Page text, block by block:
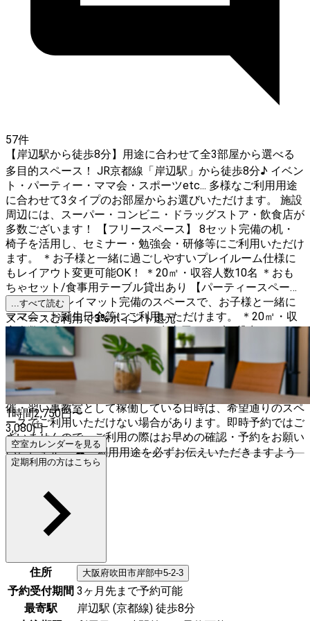
57件
【岸辺駅から徒歩8分】用途に合わせて全3部屋から選べる
多目的スペース！ JR京都線「岸辺駅」から徒歩8分♪ イベン
ト・パーティー・ママ会・スポーツetc... 多様なご利用用途
に合わせて3タイプのお部屋からお選びいただけます。 施設
周辺には、スーパー・コンビニ・ドラッグストア・飲食店が
多数ございます！ 【フリースペース】 8セット完備の机・
椅子を活用し、セミナー・勉強会・研修等にご利用いただけ
ます。 ＊お子様と一緒に過ごしやすいプレイルーム仕様に
もレイアウト変更可能OK！ ＊20㎡・収容人数10名 ＊おも
ちゃセット/食事用テーブル貸出あり 【パーティースペー
ス】 全面プレイマット完備のスペースで、お子様と一緒に
ママ会・お誕生日会等にご利用いただけます。 ＊20㎡・収
容人数10名 ＊おもちゃセット/食事用テーブル貸出あり
【大スタジオ】 全面プレイマット完備の広々スペースで、
イベント・パーティー・スポーツ等にご利用いただけます。
＊80㎡・収容人数40名 ＊おもちゃセット/食事用テーブル貸
出あり ◾️当スペースはフリースペースです。 ⚠️イベント開
催・習い事教室として稼働している日時は、希望通りのスペ
ースでご利用いただけない場合があります。即時予約ではご
ざいませんので、ご利用の際はお早めの確認・予約をお願い
いたします。 ⚠️ご利用用途を必ずお伝えいただきますよう
お願いします。
...すべて読む
スペースご利用で3%ポイント還元
1時間2,750円〜
3,080円
空室カレンダーを見る
定期利用の方はこちら
住所 大阪府吹田市岸部中5-2-3
予約受付期間 3ヶ月先まで予約可能
最寄駅
岸辺駅 (京都線) 徒歩8分